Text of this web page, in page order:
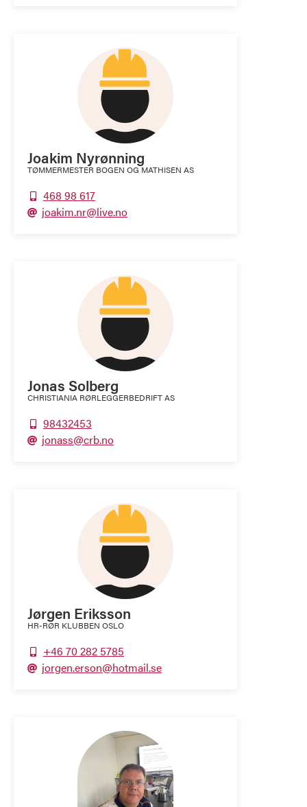
Joakim Nyrønning
TØMMERMESTER BOGEN OG MATHISEN AS
468 98 617
 joakim.nr@live.no
Jonas Solberg
CHRISTIANIA RØRLEGGERBEDRIFT AS
98432453
 jonass@crb.no
Jørgen Eriksson
HR-RØR KLUBBEN OSLO
+46 70 282 5785
 jorgen.erson@hotmail.se